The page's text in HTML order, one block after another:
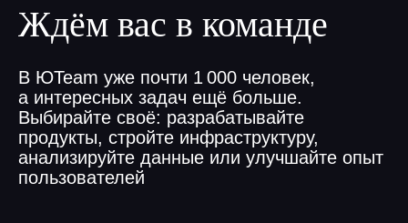
Ждём вас в команде
В ЮTeam уже почти 1 000 человек,
а интересных задач ещё больше.
Выбирайте своё: разрабатывайте
продукты, стройте инфраструктуру,
анализируйте данные или улучшайте опыт
пользователей